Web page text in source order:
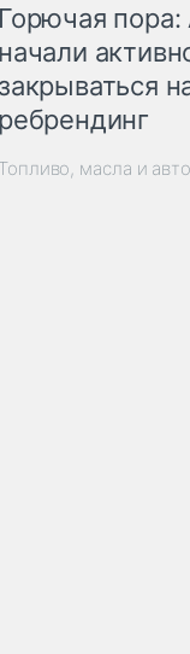
Горючая
начали
закрываться
ребрендинг
Топливо, масла и